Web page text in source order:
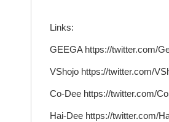
Links:
GEEGA https://twitter.com/
VShojo https://twitter.com/
Co-Dee https://twitter.com/
Hai-Dee https://twitter.com/